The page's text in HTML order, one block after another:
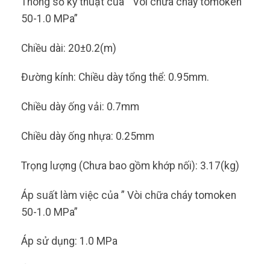
50-1.0 MPa”
Chiều dài: 20±0.2(m)
Đường kính: Chiều dày tổng thể: 0.95mm.
Chiều dày ống vải: 0.7mm
Chiều dày ống nhựa: 0.25mm
Trọng lượng (Chưa bao gồm khớp nối): 3.17(kg)
Áp suất làm việc của ” Vòi chữa cháy tomoken
50-1.0 MPa”
Áp sử dụng: 1.0 MPa